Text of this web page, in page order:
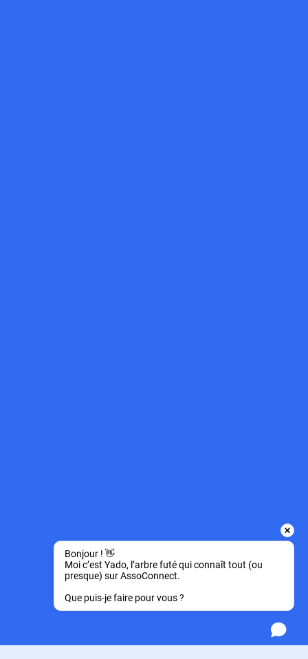
Bonjour ! 👋
Moi c’est Yado, l’arbre futé qui connaît tout (ou
presque) sur AssoConnect.
Que puis-je faire pour vous ?